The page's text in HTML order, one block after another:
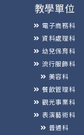
教學單位
電子商務科
資料處理科
幼兒保育科
流行服飾科
美容科
餐飲管理科
觀光事業科
表演藝術科
普通科